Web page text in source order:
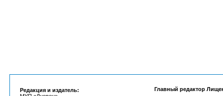
Редакция и издатель:
Главный редактор